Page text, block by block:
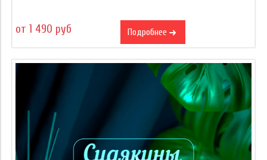
от 1 490 руб Подробнее